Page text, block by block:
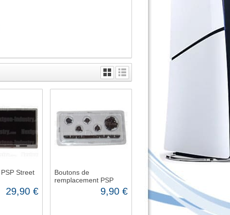
Street
29,90 €
Boutons de
remplacement PSP
9,90 €